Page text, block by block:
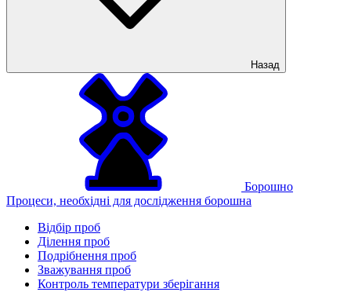
Назад
Борошно
Процеси, необхідні для дослідження борошна
Відбір проб
Ділення проб
Подрібнення проб
Зважування проб
Контроль температури зберігання